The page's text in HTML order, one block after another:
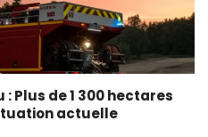
Plus de 1 300 hectares
actuelle